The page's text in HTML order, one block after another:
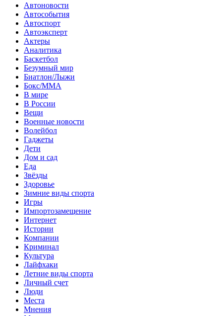
Автоновости
Автособытия
Автоспорт
Автоэксперт
Актеры
Аналитика
Баскетбол
Безумный мир
Биатлон/Лыжи
Бокс/MMA
В мире
В России
Вещи
Военные новости
Волейбол
Гаджеты
Дети
Дом и сад
Еда
Звёзды
Здоровье
Зимние виды спорта
Игры
Импортозамещение
Интернет
Истории
Компании
Криминал
Культура
Лайфхаки
Летние виды спорта
Личный счет
Люди
Места
Мнения